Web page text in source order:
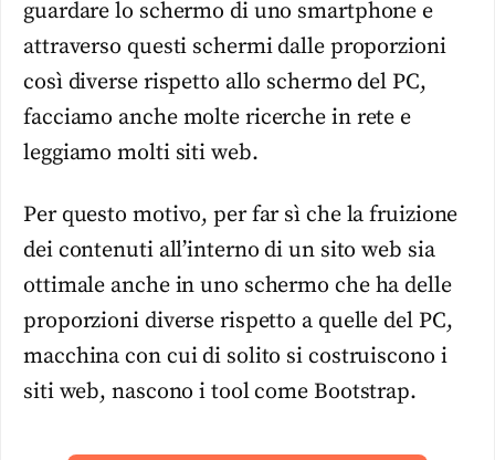
guardare lo schermo di uno smartphone e
attraverso questi schermi dalle proporzioni
così diverse rispetto allo schermo del PC,
facciamo anche molte ricerche in rete e
leggiamo molti siti web.
Per questo motivo, per far sì che la fruizione
dei contenuti all’interno di un sito web sia
ottimale anche in uno schermo che ha delle
proporzioni diverse rispetto a quelle del PC,
macchina con cui di solito si costruiscono i
siti web, nascono i tool come Bootstrap.